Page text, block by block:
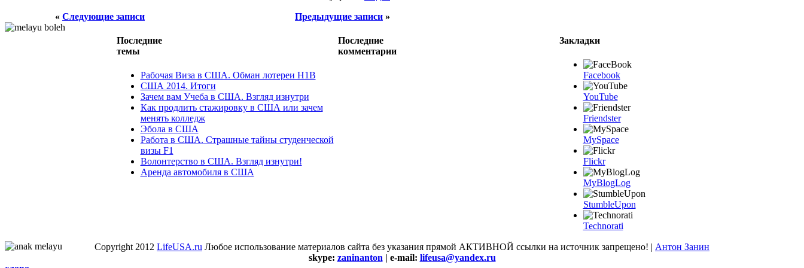
« Следующие записи Предыдущие записи »
Последние
темы
Рабочая Виза в США. Обман лотереи H1B
США 2014. Итоги
Зачем вам Учеба в США. Взгляд изнутри
Как продлить стажировку в США или зачем
менять колледж
Эбола в США
Работа в США. Страшные тайны студенческой
визы F1
Волонтерство в США. Взгляд изнутри!
Аренда автомобиля в США
Последние
комментарии
Закладки
Facebook
YouTube
Friendster
MySpace
Flickr
MyBlogLog
StumbleUpon
Technorati
Copyright 2012 LifeUSA.ru Любое использование материалов сайта без указания прямой АКТИВНОЙ ссылки на источник запрещено! | Антон Занин
skype: zaninanton | e-mail: lifeusa@yandex.ru